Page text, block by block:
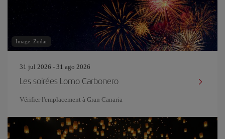
Image: Zodar
31 jul 2026 - 31 ago 2026
Les soirées Lomo Carbonero
Vérifier l'emplacement à Gran Canaria